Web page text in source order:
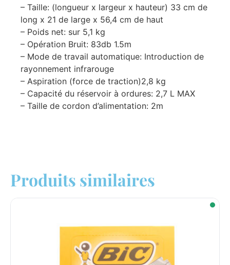
– Taille: (longueur x largeur x hauteur) 33 cm de
long x 21 de large x 56,4 cm de haut
– Poids net: sur 5,1 kg
– Opération Bruit: 83db 1.5m
– Mode de travail automatique: Introduction de
rayonnement infrarouge
– Aspiration (force de traction)2,8 kg
– Capacité du réservoir à ordures: 2,7 L MAX
– Taille de cordon d’alimentation: 2m
Produits similaires